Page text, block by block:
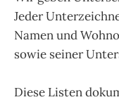
Jeder
Namen und
sowie seiner
Diese Listen